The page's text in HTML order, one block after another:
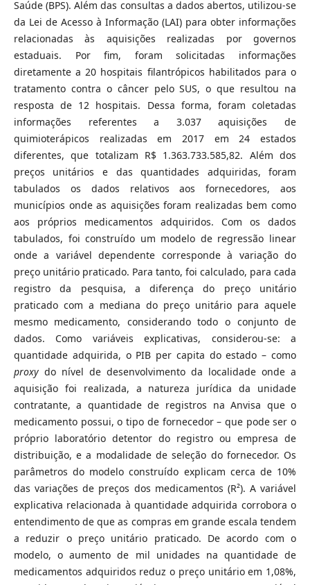
Saúde (BPS). Além das consultas a dados abertos, utilizou-se
da Lei de Acesso à Informação (LAI) para obter informações
relacionadas às aquisições realizadas por governos
estaduais. Por fim, foram solicitadas informações
diretamente a 20 hospitais filantrópicos habilitados para o
tratamento contra o câncer pelo SUS, o que resultou na
resposta de 12 hospitais. Dessa forma, foram coletadas
informações referentes a 3.037 aquisições de
quimioterápicos realizadas em 2017 em 24 estados
diferentes, que totalizam R$ 1.363.733.585,82. Além dos
preços unitários e das quantidades adquiridas, foram
tabulados os dados relativos aos fornecedores, aos
municípios onde as aquisições foram realizadas bem como
aos próprios medicamentos adquiridos. Com os dados
tabulados, foi construído um modelo de regressão linear
onde a variável dependente corresponde à variação do
preço unitário praticado. Para tanto, foi calculado, para cada
registro da pesquisa, a diferença do preço unitário
praticado com a mediana do preço unitário para aquele
mesmo medicamento, considerando todo o conjunto de
dados. Como variáveis explicativas, considerou-se: a
quantidade adquirida, o PIB per capita do estado – como
proxydo nível de desenvolvimento da localidade onde a
aquisição foi realizada, a natureza jurídica da unidade
contratante, a quantidade de registros na Anvisa que o
medicamento possui, o tipo de fornecedor – que pode ser o
próprio laboratório detentor do registro ou empresa de
distribuição, e a modalidade de seleção do fornecedor. Os
parâmetros do modelo construído explicam cerca de 10%
das variações de preços dos medicamentos (R²). A variável
explicativa relacionada à quantidade adquirida corrobora o
entendimento de que as compras em grande escala tendem
a reduzir o preço unitário praticado. De acordo com o
modelo, o aumento de mil unidades na quantidade de
medicamentos adquiridos reduz o preço unitário em 1,08%,